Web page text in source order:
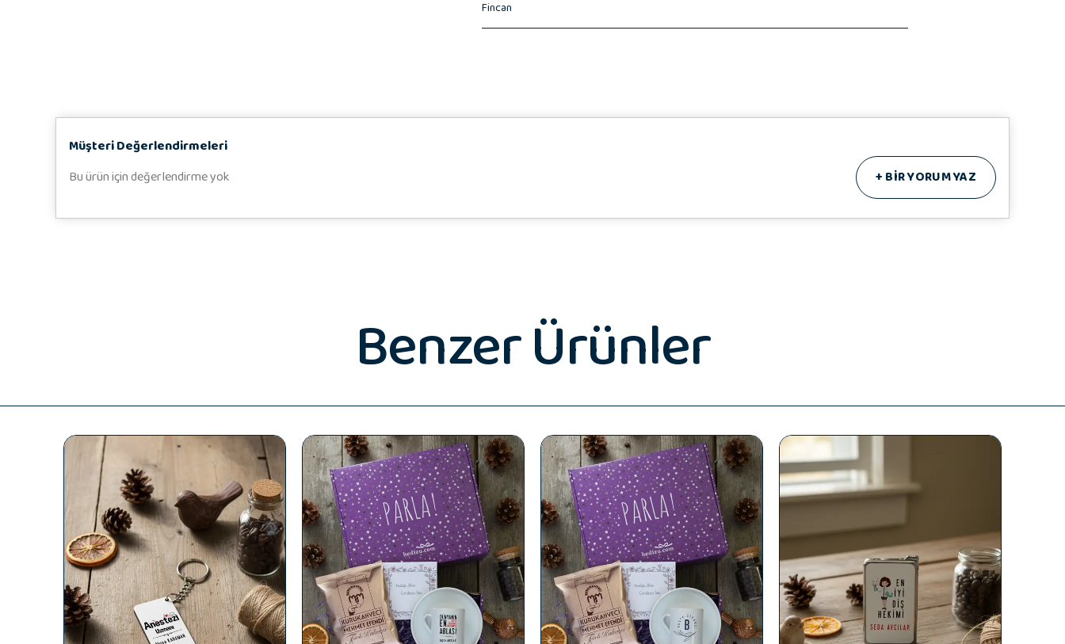
♥️ Hediye Notunuz
Fincan
Müşteri Değerlendirmeleri
Bu ürün için değerlendirme yok
+BİR YORUM YAZ
Benzer Ürünler